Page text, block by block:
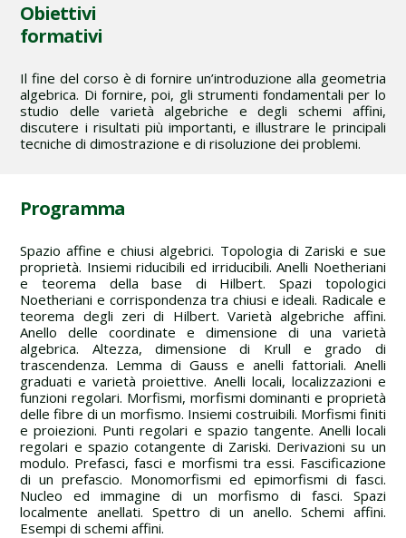
Obiettivi
formativi
Il fine del corso è di fornire un’introduzione alla geometria
algebrica. Di fornire, poi, gli strumenti fondamentali per lo
studio delle varietà algebriche e degli schemi affini,
discutere i risultati più importanti, e illustrare le principali
tecniche di dimostrazione e di risoluzione dei problemi.
Programma
Spazio affine e chiusi algebrici. Topologia di Zariski e sue
proprietà. Insiemi riducibili ed irriducibili. Anelli Noetheriani
e teorema della base di Hilbert. Spazi topologici
Noetheriani e corrispondenza tra chiusi e ideali. Radicale e
teorema degli zeri di Hilbert. Varietà algebriche affini.
Anello delle coordinate e dimensione di una varietà
algebrica. Altezza, dimensione di Krull e grado di
trascendenza. Lemma di Gauss e anelli fattoriali. Anelli
graduati e varietà proiettive. Anelli locali, localizzazioni e
funzioni regolari. Morfismi, morfismi dominanti e proprietà
delle fibre di un morfismo. Insiemi costruibili. Morfismi finiti
e proiezioni. Punti regolari e spazio tangente. Anelli locali
regolari e spazio cotangente di Zariski. Derivazioni su un
modulo. Prefasci, fasci e morfismi tra essi. Fascificazione
di un prefascio. Monomorfismi ed epimorfismi di fasci.
Nucleo ed immagine di un morfismo di fasci. Spazi
localmente anellati. Spettro di un anello. Schemi affini.
Esempi di schemi affini.